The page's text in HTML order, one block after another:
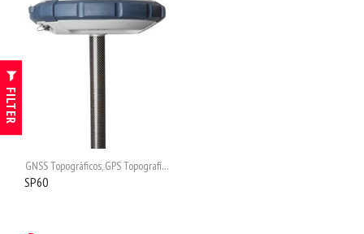
GNSS Topográficos,GPS Topografía ,
SP60
FILTER